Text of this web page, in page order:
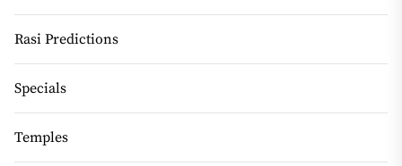
Rasi Predictions
Specials
Temples